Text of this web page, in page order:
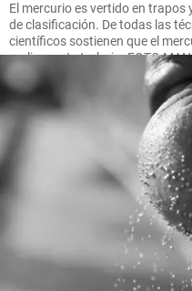
El mercurio es vertido en
de clasificación. De todas las
científicos sostienen que el
realizar este trabajo. FOTO